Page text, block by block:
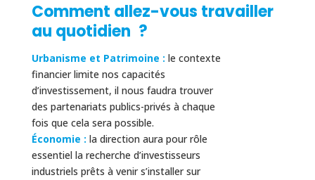
Comment allez-vous travailler
au quotidien ?
Urbanisme et Patrimoine : le contexte
financier limite nos capacités
d’investissement, il nous faudra trouver
des partenariats publics-privés à chaque
fois que cela sera possible.
Économie : la direction aura pour rôle
essentiel la recherche d’investisseurs
industriels prêts à venir s’installer sur